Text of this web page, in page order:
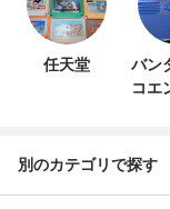
任天堂
バン
コエ
別のカテゴリで探す